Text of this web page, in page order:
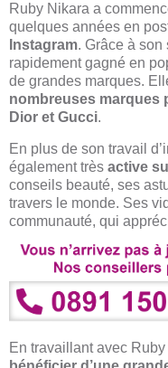
Ruby Nikara a
quelques années en
Instagram. Grâce à
rapidement gagné en
de grandes marques.
nombreuses marques
Dior et Gucci.
En plus de son travail
également très active
conseils beauté, ses
travers le monde. Ses
communauté, qui
En travaillant avec